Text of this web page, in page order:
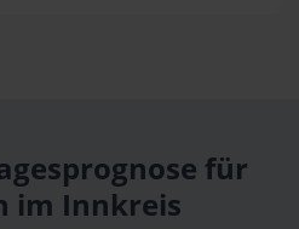
für
im Innkreis